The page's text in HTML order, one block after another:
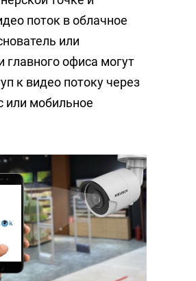
поток в облачное
или
главного офиса могут
к видео потоку через
или мобильное